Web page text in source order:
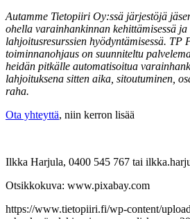
Autamme Tietopiiri Oy:ssä järjestöjä
ohella varainhankinnan kehittämisessä
lahjoitusresurssien hyödyntämisessä. TP
toiminnanohjaus on suunniteltu
heidän pitkälle automatisoitua
lahjoituksena sitten aika, sitoutuminen,
raha.
Ota yhteyttä, niin kerron lisää
Ilkka Harjula, 0400 545 767 tai
Otsikkokuva: www.pixabay.com
https://www.tietopiiri.fi/wp-content/